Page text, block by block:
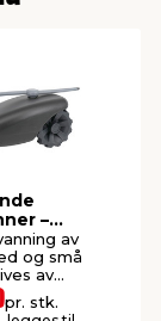
–
av
og små
av
fra
pr. stk.